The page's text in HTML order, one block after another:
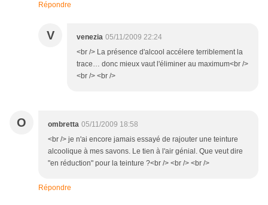
Répondre
V venezia 05/11/2009 22:24
<br /> La présence d'alcool accélere terriblement la
trace… donc mieux vaut l'éliminer au maximum<br />
<br /> <br />
O ombretta 05/11/2009 18:58
<br /> je n'ai encore jamais essayé de rajouter une teinture
alcoolique à mes savons. Le tien à l'air génial. Que veut dire
"en réduction" pour la teinture ?<br /> <br /> <br />
Répondre